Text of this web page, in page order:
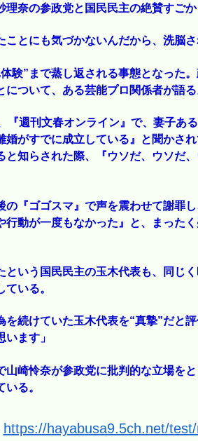
理奈の参政党と国民民主の絶賛すご
ことにも気づかないんだから、洗脳さ
験”まで蒸し返される事態となった
ついて、ある芸能プロ関係者が語る
『週刊文春オンライン』で、妻子あ
婚がすでに成立している』と聞かさ
と知らされた際、『ウソだ、ウソだ
の『ゴゴスマ』で声を震わせて謝罪
行動が一度もなかった』と、まった
という国民民主の玉木代表も、同じ
いる。
を続けていた玉木代表を“真摯”だと
ます」
山崎怜奈が参政党に批判的な立場を
る。
https://hayabusa9.5ch.net/